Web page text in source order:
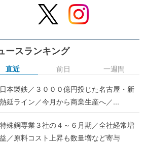
ースランキング
直近
日本製鉄／３０００億円投じた名古屋・新
熱延ライン／今月から商業生産へ／...
特殊鋼専業３社の４～６月期／全社経常増
益／原料コスト上昇も数量増など寄与
前日 一週間